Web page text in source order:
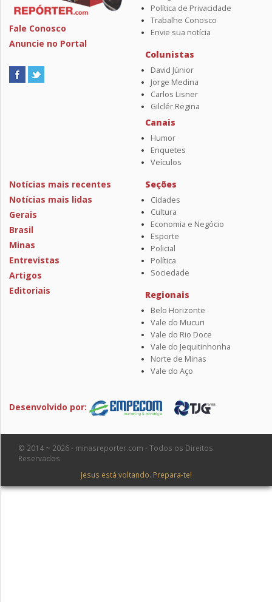
Fale Conosco
Anuncie no Portal
Política de Privacidade
Trabalhe Conosco
Envie sua notícia
Colunistas
David Júnior
Jorge Medina
Carlos Lisner
Gilclér Regina
Canais
Humor
Enquetes
Veículos
Notícias mais recentes
Notícias mais lidas
Gerais
Brasil
Minas
Entrevistas
Artigos
Editoriais
Seções
Cidades
Cultura
Economia e Negócio
Esporte
Policial
Política
Sociedade
Regionais
Belo Horizonte
Vale do Mucuri
Vale do Rio Doce
Vale do Jequitinhonha
Norte de Minas
Vale do Aço
Desenvolvido por:
© 2014 ~ 2026 - minasreporter.com - Todos os Direitos
Reservados
Jesus está voltando. Prepara-te!